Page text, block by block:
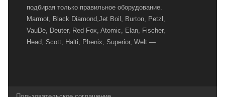
подбирая только правильное оборудование.
Marmot, Black Diamond,Jet Boil, Burton, Petzl,
VauDe, Deuter, Red Fox, Atomic, Elan, Fischer,
Head, Scott, Halti, Phenix, Superior, Welt —